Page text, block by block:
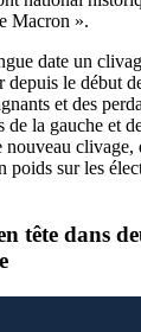
Macron ».
date un
depuis le début
et des
de la gauche et
nouveau
poids sur les
tête dans